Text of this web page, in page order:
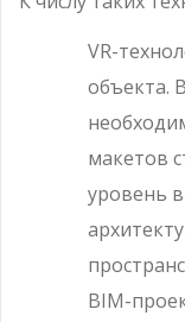
VR-
объекта.
макетов
уровень
BIM-